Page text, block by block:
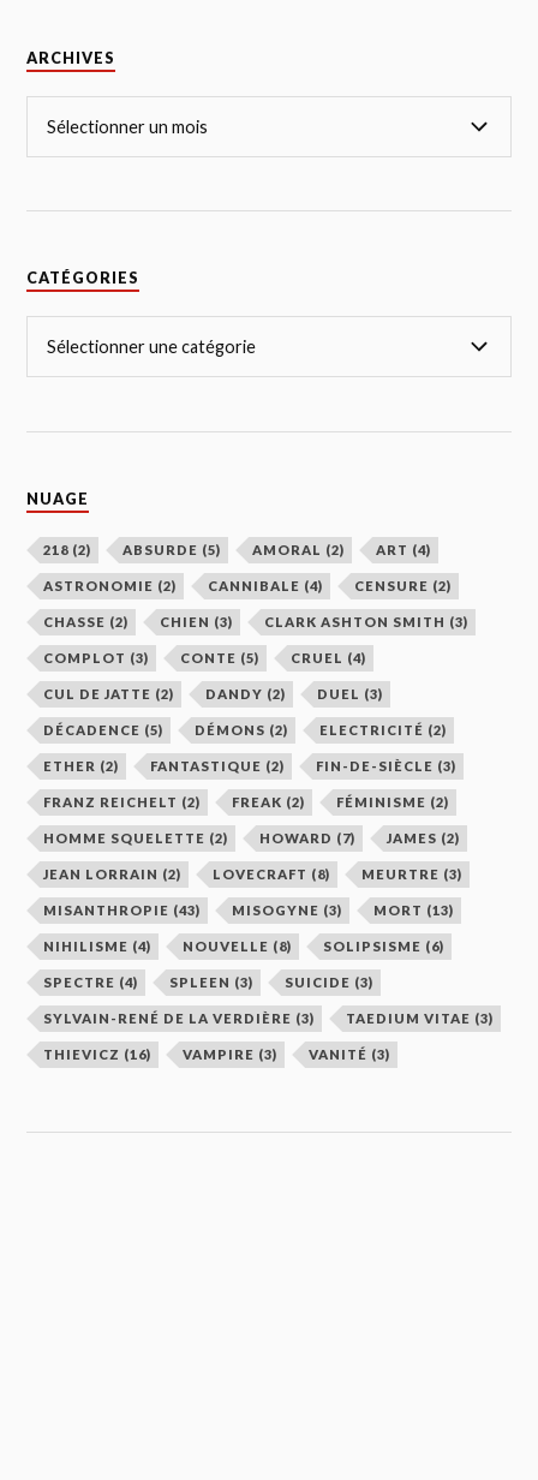
ARCHIVES
CATÉGORIES
NUAGE
218 (2) ABSURDE (5) AMORAL (2) ART (4)
ASTRONOMIE (2) CANNIBALE (4) CENSURE (2)
CHASSE (2) CHIEN (3) CLARK ASHTON SMITH (3)
COMPLOT (3) CONTE (5) CRUEL (4)
CUL DE JATTE (2) DANDY (2) DUEL (3)
DÉCADENCE (5) DÉMONS (2) ELECTRICITÉ (2)
ETHER (2) FANTASTIQUE (2) FIN-DE-SIÈCLE (3)
FRANZ REICHELT (2) FREAK (2) FÉMINISME (2)
HOMME SQUELETTE (2) HOWARD (7) JAMES (2)
JEAN LORRAIN (2) LOVECRAFT (8) MEURTRE (3)
MISANTHROPIE (43) MISOGYNE (3) MORT (13)
NIHILISME (4) NOUVELLE (8) SOLIPSISME (6)
SPECTRE (4) SPLEEN (3) SUICIDE (3)
SYLVAIN-RENÉ DE LA VERDIÈRE (3) TAEDIUM VITAE (3)
THIEVICZ (16) VAMPIRE (3) VANITÉ (3)